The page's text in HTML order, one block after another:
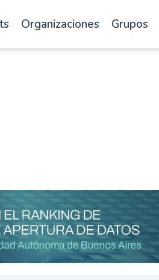
Organizaciones Grupos